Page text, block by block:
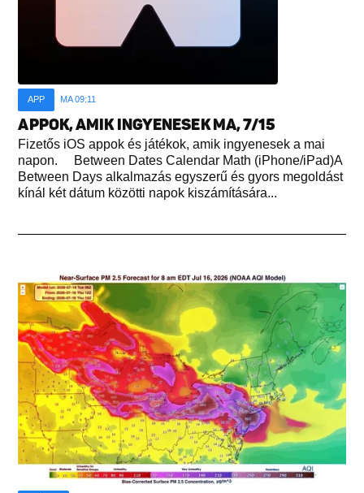
APP MA 09:11
APPOK, AMIK INGYENESEK MA, 7/15
Fizetős iOS appok és játékok, amik ingyenesek a mai
napon. Between Dates Calendar Math (iPhone/iPad)A
Between Days alkalmazás egyszerű és gyors megoldást
kínál két dátum közötti napok kiszámítására...